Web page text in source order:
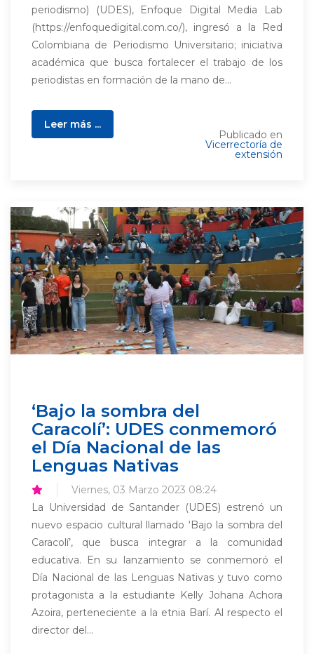
periodismo) (UDES), Enfoque Digital Media Lab
(https://enfoquedigital.com.co/), ingresó a la Red
Colombiana de Periodismo Universitario; iniciativa
académica que busca fortalecer el trabajo de los
periodistas en formación de la mano de...
Leer más ...
Publicado en
Vicerrectoría de
extensión
‘Bajo la sombra del
Caracolí’: UDES conmemoró
el Día Nacional de las
Lenguas Nativas
Viernes, 03 Marzo 2023 08:24
La Universidad de Santander (UDES) estrenó un
nuevo espacio cultural llamado ‘Bajo la sombra del
Caracolí’, que busca integrar a la comunidad
educativa. En su lanzamiento se conmemoró el
Día Nacional de las Lenguas Nativas y tuvo como
protagonista a la estudiante Kelly Johana Achora
Azoira, perteneciente a la etnia Barí. Al respecto el
director del...